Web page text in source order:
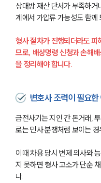
상대방 재산 단서가 부족하
계에서 가압류 가능성도 함께
형사 절차가 진행되더라도 피
므로, 배상명령 신청과 손해
을 정리해야 합니다.
변호사 조력이 필요한
금전사기는 지인 간 돈거래,
로는 민사 분쟁처럼 보이는 경
이때 차용 당시 변제 의사와
지 못하면 형사 고소가 단순
다.